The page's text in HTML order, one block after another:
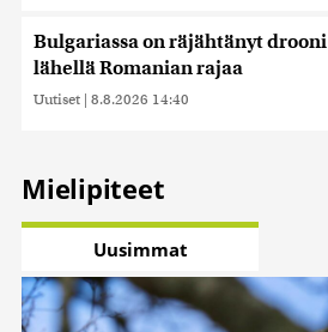
Bulgariassa on räjähtänyt drooni
lähellä Romanian rajaa
Uutiset | 8.8.2026 14:40
Mielipiteet
Uusimmat